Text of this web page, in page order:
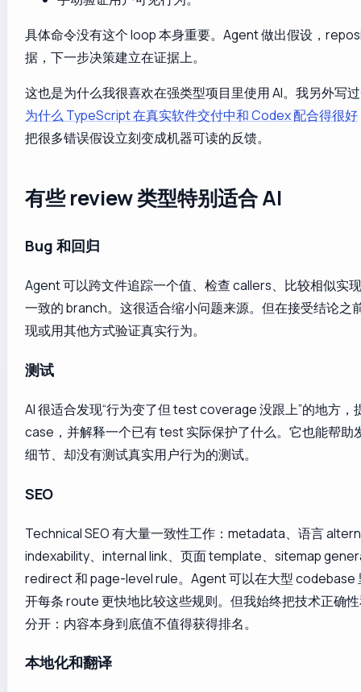
具体命令没有这个 loop 本身重要。Agent 做出假设，
据，下一步决策建立在证据上。
这也是为什么我很喜欢在强类型项目里使用 AI。我另外写
为什么 TypeScript 在真实软件交付中和 Codex 配合得很好
把很多错误假设立刻变成机器可读的反馈。
有些 review 类型特别适合 AI
Bug 和回归
Agent 可以跨文件追踪一个值、检查 callers、比较相似实
一致的 branch。这很适合缩小问题来源。但在接受结论之
现或用其他方式验证真实行为。
测试
AI 很适合发现“行为变了但 test coverage 没跟上”的地方，
case，并解释一个已有 test 实际保护了什么。它也能帮助
细节、却没有测试真实用户行为的测试。
SEO
Technical SEO 有大量一致性工作：metadata、语言
indexability、internal link、页面 template、sitemap
redirect 和 page-level rule。Agent 可以在大型 codebase
开每条 route 更快地比较这些规则。但我始终把技术正确
分开：内容本身到底值不值得获得排名。
本地化和翻译